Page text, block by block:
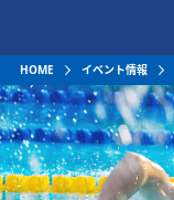
HOME イベント情報